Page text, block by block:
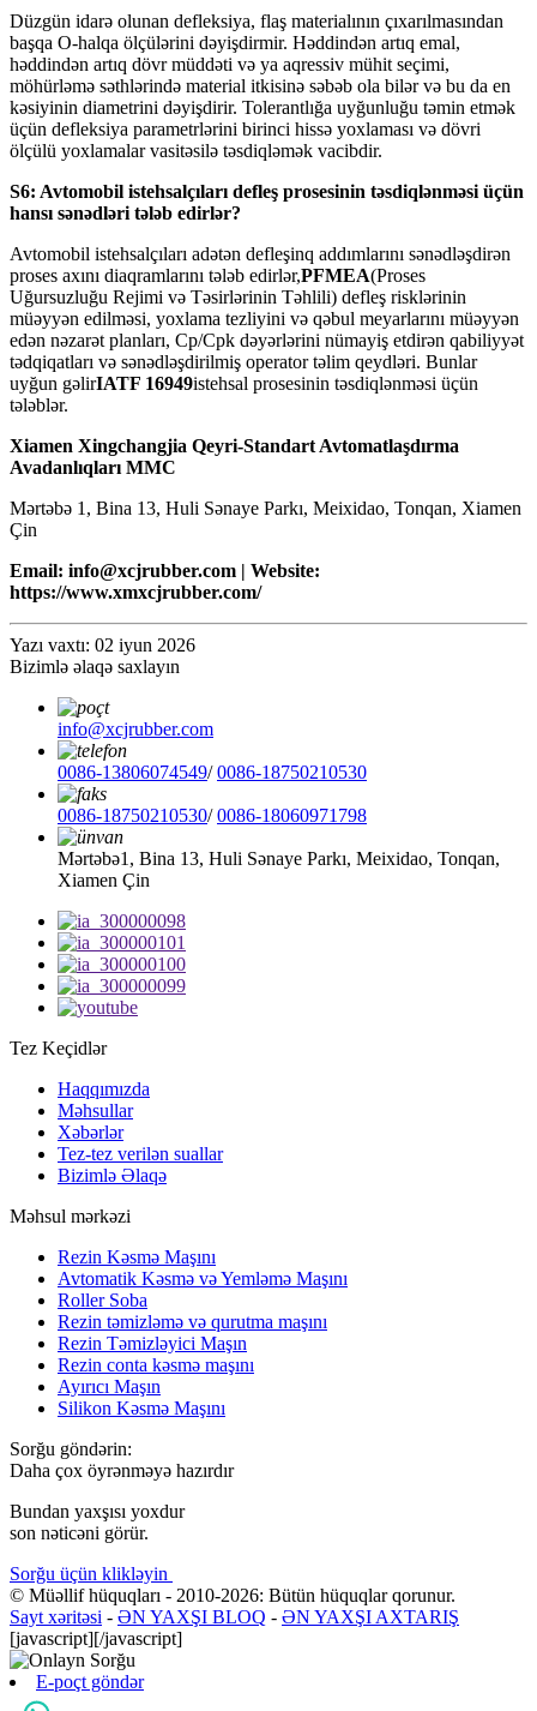
Düzgün idarə olunan defleksiya, flaş materialının çıxarılmasından
başqa O-halqa ölçülərini dəyişdirmir. Həddindən artıq emal,
həddindən artıq dövr müddəti və ya aqressiv mühit seçimi,
möhürləmə səthlərində material itkisinə səbəb ola bilər və bu da en
kəsiyinin diametrini dəyişdirir. Tolerantlığa uyğunluğu təmin etmək
üçün defleksiya parametrlərini birinci hissə yoxlaması və dövri
ölçülü yoxlamalar vasitəsilə təsdiqləmək vacibdir.
S6: Avtomobil istehsalçıları defleş prosesinin təsdiqlənməsi üçün
hansı sənədləri tələb edirlər?
Avtomobil istehsalçıları adətən defleşinq addımlarını sənədləşdirən
proses axını diaqramlarını tələb edirlər,PFMEA(Proses
Uğursuzluğu Rejimi və Təsirlərinin Təhlili) defleş risklərinin
müəyyən edilməsi, yoxlama tezliyini və qəbul meyarlarını müəyyən
edən nəzarət planları, Cp/Cpk dəyərlərini nümayiş etdirən qabiliyyət
tədqiqatları və sənədləşdirilmiş operator təlim qeydləri. Bunlar
uyğun gəlirIATF 16949istehsal prosesinin təsdiqlənməsi üçün
tələblər.
Xiamen Xingchangjia Qeyri-Standart Avtomatlaşdırma
Avadanlıqları MMC
Mərtəbə 1, Bina 13, Huli Sənaye Parkı, Meixidao, Tonqan, Xiamen
Çin
Email: info@xcjrubber.com | Website:
https://www.xmxcjrubber.com/
Yazı vaxtı: 02 iyun 2026
Bizimlə əlaqə saxlayın
info@xcjrubber.com
0086-13806074549/0086-18750210530
0086-18750210530/0086-18060971798
Mərtəbə1, Bina 13, Huli Sənaye Parkı, Meixidao, Tonqan,
Xiamen Çin
Tez Keçidlər
Haqqımızda
Məhsullar
Xəbərlər
Tez-tez verilən suallar
Bizimlə Əlaqə
Məhsul mərkəzi
Rezin Kəsmə Maşını
Avtomatik Kəsmə və Yemləmə Maşını
Roller Soba
Rezin təmizləmə və qurutma maşını
Rezin Təmizləyici Maşın
Rezin conta kəsmə maşını
Ayırıcı Maşın
Silikon Kəsmə Maşını
Sorğu göndərin:
Daha çox öyrənməyə hazırdır
Bundan yaxşısı yoxdur
son nəticəni görür.
Sorğu üçün klikləyin
© Müəllif hüquqları - 2010-2026: Bütün hüquqlar qorunur.
Sayt xəritəsi - ƏN YAXŞI BLOQ - ƏN YAXŞI AXTARIŞ
[javascript][/javascript]
E-poçt göndər